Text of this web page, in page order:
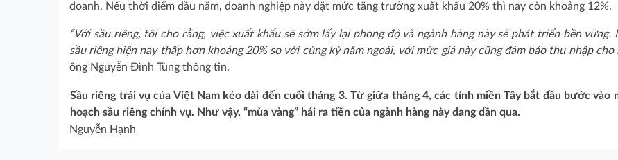
doanh. Nếu thời điểm đầu năm, doanh nghiệp này đặt mức tăng trưởng xuất khẩu 20% thì nay còn khoảng 12%.
“Với sầu riêng, tôi cho rằng, việc xuất khẩu sẽ sớm lấy lại phong độ và ngành hàng này sẽ phát triển bền vững.
sầu riêng hiện nay thấp hơn khoảng 20% so với cùng kỳ năm ngoái, với mức giá này cũng đảm bảo thu nhập cho
ông Nguyễn Đình Tùng thông tin.
Sầu riêng trái vụ của Việt Nam kéo dài đến cuối tháng 3. Từ giữa tháng 4, các tỉnh miền Tây bắt đầu bước vào
hoạch sầu riêng chính vụ. Như vậy, “mùa vàng” hái ra tiền của ngành hàng này đang dần qua.
Nguyễn Hạnh